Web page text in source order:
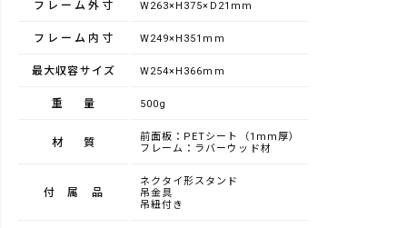
フレーム外寸 W263×H375×D21mm
フレーム内寸 W249×H351mm
最大収容サイズ W254×H366mm
重量 500g
材質
前面板：PETシート（1mm厚）
フレーム：ラバーウッド材
付属品
ネクタイ形スタンド
吊金具
吊紐付き